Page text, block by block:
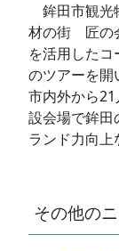
鉾田市観光
材の街 匠の
を活用したコ
のツアーを開
市内外から
設会場で鉾田
ランド力向上
その他の